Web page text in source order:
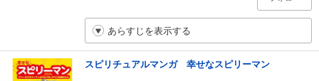
あらすじを表示する
スピリチュアルマンガ 幸せなスピリーマン